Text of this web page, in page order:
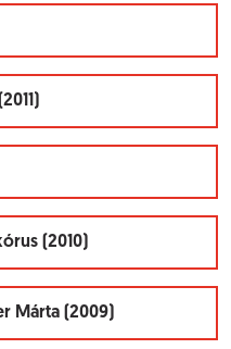
(2010)
Márta (2009)